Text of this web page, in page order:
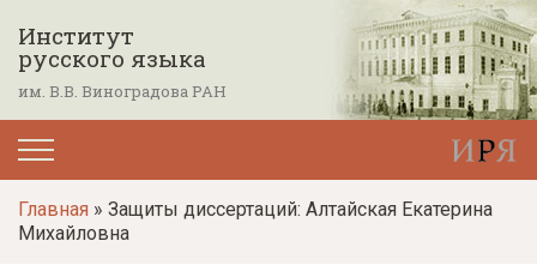
е
т
Институт
русского языка
им. В.В. Виноградова РАН
Главная » Защиты диссертаций: Алтайская Екатерина
Михайловна